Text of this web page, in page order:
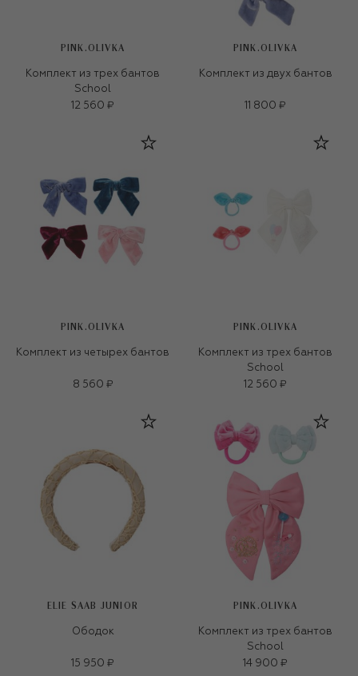
PINK.OLIVKA
Комплект из трех бантов
School
12 560 ₽
PINK.OLIVKA
Комплект из двух бантов
11 800 ₽
PINK.OLIVKA
Комплект из четырех бантов
8 560 ₽
PINK.OLIVKA
Комплект из трех бантов
School
12 560 ₽
ELIE SAAB JUNIOR
Ободок
15 950 ₽
PINK.OLIVKA
Комплект из трех бантов
School
14 900 ₽